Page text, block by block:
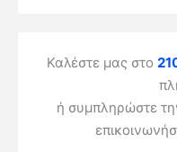
Καλέστε μας στο
ή συμπληρώστε